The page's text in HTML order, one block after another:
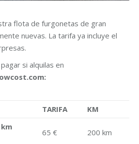
flota de furgonetas de gran
nuevas. La tarifa ya incluye el
si alquilas en
TARIFA
KM
65 €
200 km